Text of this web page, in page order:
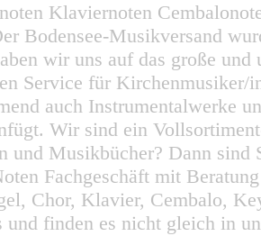
Klaviernoten
Bodensee-Musikversand
wir uns auf das große
Service für
auch Instrumentalwerke
Wir sind ein
und Musikbücher? Dann
Fachgeschäft mit
Chor, Klavier, Cembalo,
und finden es nicht gleich in